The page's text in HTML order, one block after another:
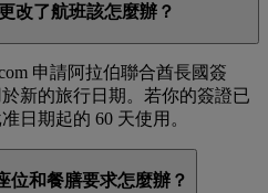
改了航班該怎麼辦？
申請阿拉伯聯合酋長國簽
新的旅行日期。若你的簽證已
日期起的 60 天使用。
位和餐膳要求怎麼辦？